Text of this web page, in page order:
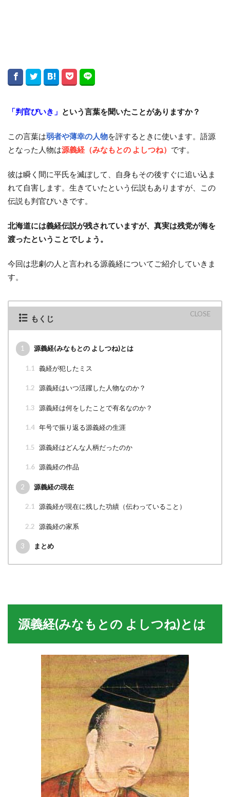
「判官びいき」 という言葉を聞いたことがありますか？
この言葉は弱者や薄幸の人物を評するときに使います。語源
となった人物は源義経（みなもとの よしつね） です。
彼は瞬く間に平氏を滅ぼして、自身もその後すぐに追い込ま
れて自害します。生きていたという伝説もありますが、この
伝説も判官びいきです。
北海道には義経伝説が残されていますが、真実は残党が海を
渡ったということでしょう。
今回は悲劇の人と言われる源義経についてご紹介していきま
す。
もくじ
1 源義経(みなもとの よしつね)とは
1.1 義経が犯したミス
1.2 源義経はいつ活躍した人物なのか？
1.3 源義経は何をしたことで有名なのか？
1.4 年号で振り返る源義経の生涯
1.5 源義経はどんな人柄だったのか
1.6 源義経の作品
2 源義経の現在
2.1 源義経が現在に残した功績（伝わっていること）
2.2 源義経の家系
3 まとめ
源義経(みなもとの よしつね)とは